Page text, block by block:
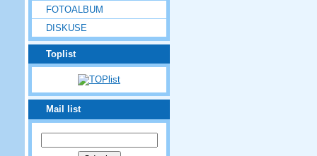
FOTOALBUM
DISKUSE
Toplist
Mail list